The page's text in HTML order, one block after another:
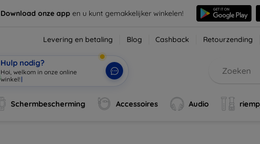
Download onze app en u kunt gemakkelijker winkelen!
Levering en betaling Blog Cashback Retourzending
Hulp nodig?
Hoi, welkom in onze online
winkel!|
Schermbescherming Accessoires Audio